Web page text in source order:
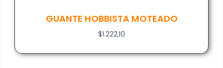
GUANTE HOBBISTA MOTEADO
$1.222,10